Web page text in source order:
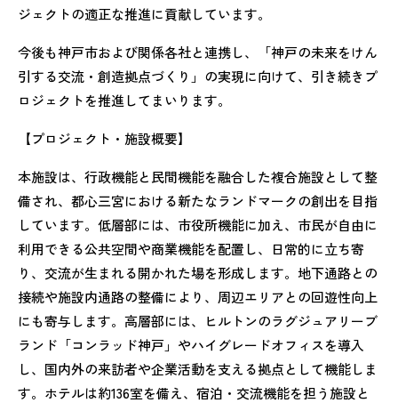
ジェクトの適正な推進に貢献しています。
今後も神戸市および関係各社と連携し、「神戸の未来をけん
引する交流・創造拠点づくり」の実現に向けて、引き続きプ
ロジェクトを推進してまいります。
【プロジェクト・施設概要】
本施設は、行政機能と民間機能を融合した複合施設として整
備され、都心三宮における新たなランドマークの創出を目指
しています。低層部には、市役所機能に加え、市民が自由に
利用できる公共空間や商業機能を配置し、日常的に立ち寄
り、交流が生まれる開かれた場を形成します。地下通路との
接続や施設内通路の整備により、周辺エリアとの回遊性向上
にも寄与します。高層部には、ヒルトンのラグジュアリーブ
ランド「コンラッド神戸」やハイグレードオフィスを導入
し、国内外の来訪者や企業活動を支える拠点として機能しま
す。ホテルは約136室を備え、宿泊・交流機能を担う施設と